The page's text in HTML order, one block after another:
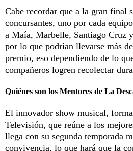
Cabe recordar que a la gran final
concursantes, uno por cada
a Maía, Marbelle, Santiago Cruz
por lo que podrían llevarse más
premio, eso dependiendo de lo
compañeros logren recolectar
Quiénes son los Mentores de La
El innovador show musical,
Televisión, que reúne a los
llega con su segunda temporada
convivencia, lo que hará que la